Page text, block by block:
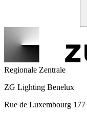
Regionale Zentrale
ZG Lighting Benelux
Rue de Luxembourg 177